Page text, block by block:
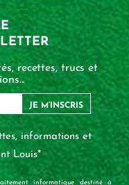
recettes, trucs et
JE M’INSCRIS
informations et
Louis*
informatique destiné à